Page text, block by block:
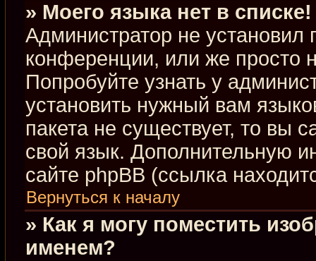
» Моего языка нет в списке!
Администратор не
конференции, или же просто
Попробуйте узнать у
установить нужный вам
пакета не существует, то вы
свой язык. Дополнительную
сайте phpBB (ссылка
Вернуться к началу
» Как я могу поместить
именем?